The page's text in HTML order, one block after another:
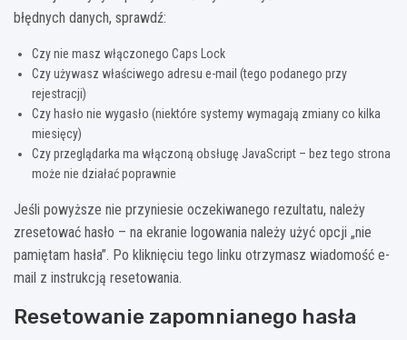
błędnych danych, sprawdź:
Czy nie masz włączonego Caps Lock
Czy używasz właściwego adresu e-mail (tego podanego przy
rejestracji)
Czy hasło nie wygasło (niektóre systemy wymagają zmiany co kilka
miesięcy)
Czy przeglądarka ma włączoną obsługę JavaScript – bez tego strona
może nie działać poprawnie
Jeśli powyższe nie przyniesie oczekiwanego rezultatu, należy
zresetować hasło – na ekranie logowania należy użyć opcji „nie
pamiętam hasła”. Po kliknięciu tego linku otrzymasz wiadomość e-
mail z instrukcją resetowania.
Resetowanie zapomnianego hasła